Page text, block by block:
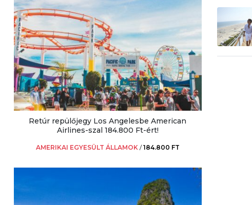
Retúr repülőjegy Los Angelesbe American
Airlines-szal 184.800 Ft-ért!
AMERIKAI EGYESÜLT ÁLLAMOK /184.800 FT